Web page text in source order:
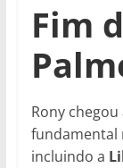
Fim
Rony
fundamental
incluindo a